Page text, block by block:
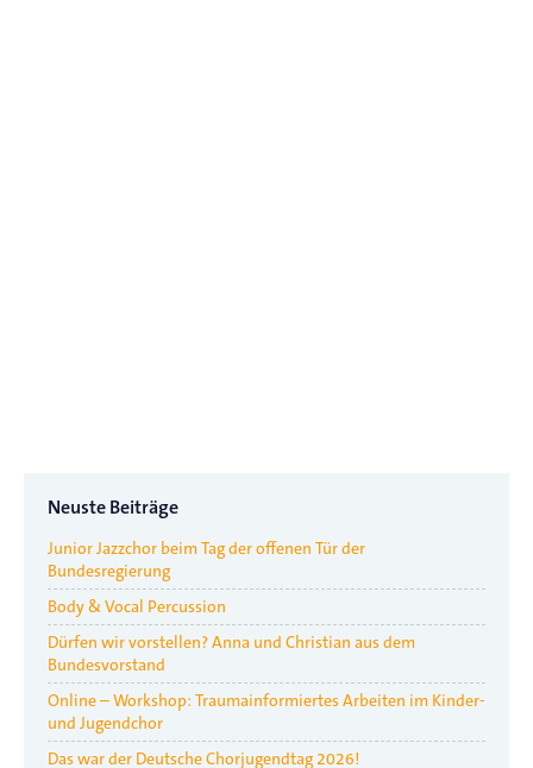
Neuste Beiträge
Junior Jazzchor beim Tag der offenen Tür der
Bundesregierung
Body & Vocal Percussion
Dürfen wir vorstellen? Anna und Christian aus dem
Bundesvorstand
Online – Workshop: Traumainformiertes Arbeiten im Kinder-
und Jugendchor
Das war der Deutsche Chorjugendtag 2026!